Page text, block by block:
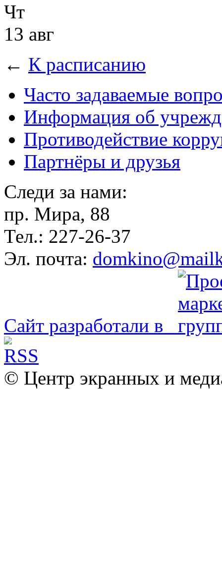
Чт
13 авг
← К расписанию
Часто задаваемые
Информация об
Противодействие
Партнёры и друзья
Следи за нами:
пр. Мира, 88
Тел.: 227-26-37
Эл. почта:
Сайт разработали в
© Центр экранных и